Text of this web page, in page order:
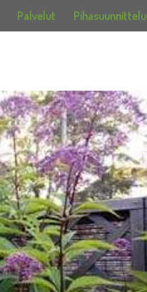
Palvelut Pihasuunnittelu